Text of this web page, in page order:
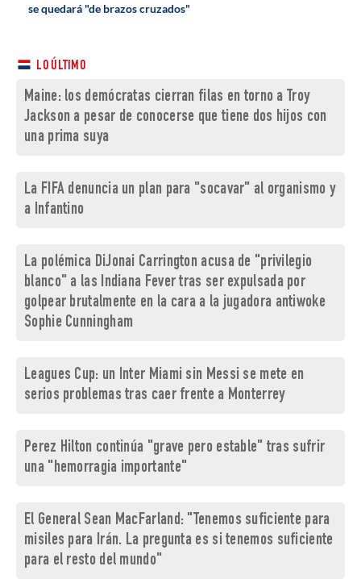
se quedará "de brazos cruzados"
LO ÚLTIMO
Maine: los demócratas cierran filas en torno a Troy
Jackson a pesar de conocerse que tiene dos hijos con
una prima suya
La FIFA denuncia un plan para "socavar" al organismo y
a Infantino
La polémica DiJonai Carrington acusa de "privilegio
blanco" a las Indiana Fever tras ser expulsada por
golpear brutalmente en la cara a la jugadora antiwoke
Sophie Cunningham
Leagues Cup: un Inter Miami sin Messi se mete en
serios problemas tras caer frente a Monterrey
Perez Hilton continúa "grave pero estable" tras sufrir
una "hemorragia importante"
El General Sean MacFarland: "Tenemos suficiente para
misiles para Irán. La pregunta es si tenemos suficiente
para el resto del mundo"